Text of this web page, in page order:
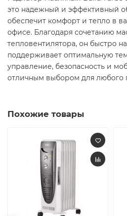
это надежный и эффективный
обеспечит комфорт и тепло в
офисе. Благодаря сочетанию
тепловентилятора, он быстро
поддерживает оптимальную
управление, безопасность и
отличным выбором для любого
Похожие товары